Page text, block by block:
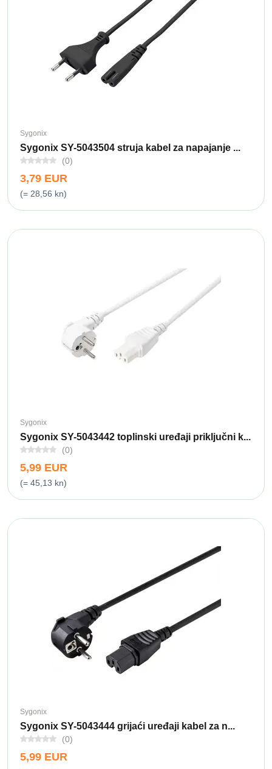
Sygonix
Sygonix SY-5043504 struja kabel za napajanje ...
(0)
3,79 EUR
(= 28,56 kn)
Sygonix
Sygonix SY-5043442 toplinski uređaji priključni k...
(0)
5,99 EUR
(= 45,13 kn)
Sygonix
Sygonix SY-5043444 grijaći uređaji kabel za n...
(0)
5,99 EUR